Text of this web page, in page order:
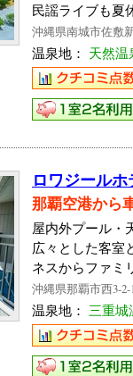
民謡ライブも夏
沖縄県南城市佐敷
温泉地： 天然温
ロワジール
那覇空港から
屋内外プール・
広々とした客室
ネスからファミ
沖縄県那覇市西3-2-
温泉地： 三重城